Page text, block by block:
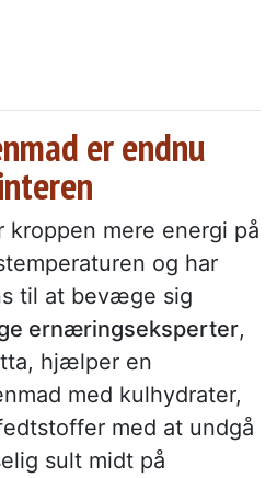
er endnu
kroppen mere energi på
og har
til at bevæge sig
ernæringseksperter,
hjælper en
med kulhydrater,
med at undgå
sult midt på